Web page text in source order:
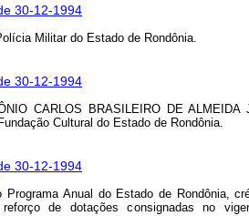
30-12-1994
Militar do Estado de Rondônia.
30-12-1994
CARLOS BRASILEIRO DE
Cultural do Estado de Rondônia.
30-12-1994
Programa Anual do Estado de Rondônia,
de dotações consignadas no